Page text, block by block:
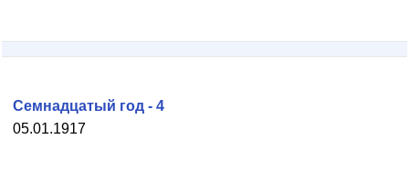
05.01.1917
Семнадцатый год - 4